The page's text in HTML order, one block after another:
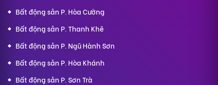
Bất động sản P. Hòa Cường
Bất động sản P. Thanh Khê
Bất động sản P. Ngũ Hành Sơn
Bất động sản P. Hòa Khánh
Bất động sản P. Sơn Trà